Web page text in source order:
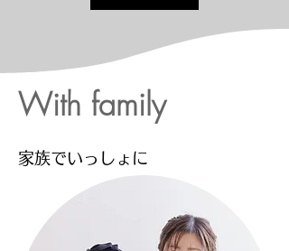
With family
​家族でいっしょに